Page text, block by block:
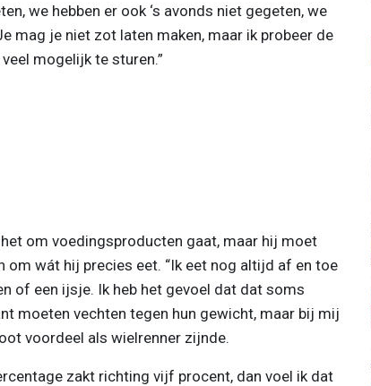
we hebben er ook ‘s avonds niet gegeten, we
mag je niet zot laten maken, maar ik probeer de
mogelijk te sturen.”
om voedingsproducten gaat, maar hij moet
wát hij precies eet. “Ik eet nog altijd af en toe
of een ijsje. Ik heb het gevoel dat dat soms
moeten vechten tegen hun gewicht, maar bij mij
voordeel als wielrenner zijnde.
zakt richting vijf procent, dan voel ik dat